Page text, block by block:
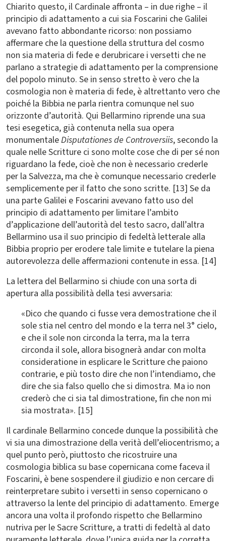
Chiarito questo, il Cardinale affronta – in due righe – il
principio di adattamento a cui sia Foscarini che Galilei
avevano fatto abbondante ricorso: non possiamo
affermare che la questione della struttura del cosmo
non sia materia di fede e derubricare i versetti che ne
parlano a strategie di adattamento per la comprensione
del popolo minuto. Se in senso stretto è vero che la
cosmologia non è materia di fede, è altrettanto vero che
poiché la Bibbia ne parla rientra comunque nel suo
orizzonte d’autorità. Qui Bellarmino riprende una sua
tesi esegetica, già contenuta nella sua opera
monumentaleDisputationes de Controversiis, secondo la
quale nelle Scritture ci sono molte cose che di per sé non
riguardano la fede, cioè che non è necessario crederle
per la Salvezza, ma che è comunque necessario crederle
semplicemente per il fatto che sono scritte. [13] Se da
una parte Galilei e Foscarini avevano fatto uso del
principio di adattamento per limitare l’ambito
d’applicazione dell’autorità del testo sacro, dall’altra
Bellarmino usa il suo principio di fedeltà letterale alla
Bibbia proprio per erodere tale limite e tutelare la piena
autorevolezza delle affermazioni contenute in essa. [14]
La lettera del Bellarmino si chiude con una sorta di
apertura alla possibilità della tesi avversaria:
«Dico che quando ci fusse vera demostratione che il
sole stia nel centro del mondo e la terra nel 3° cielo,
e che il sole non circonda la terra, ma la terra
circonda il sole, allora bisognerà andar con molta
consideratione in esplicare le Scritture che paiono
contrarie, e più tosto dire che non l’intendiamo, che
dire che sia falso quello che si dimostra. Ma io non
crederò che ci sia tal dimostratione, fin che non mi
sia mostrata». [15]
Il cardinale Bellarmino concede dunque la possibilità che
vi sia una dimostrazione della verità dell’eliocentrismo; a
quel punto però, piuttosto che ricostruire una
cosmologia biblica su base copernicana come faceva il
Foscarini, è bene sospendere il giudizio e non cercare di
reinterpretare subito i versetti in senso copernicano o
attraverso la lente del principio di adattamento. Emerge
ancora una volta il profondo rispetto che Bellarmino
nutriva per le Sacre Scritture, a tratti di fedeltà al dato